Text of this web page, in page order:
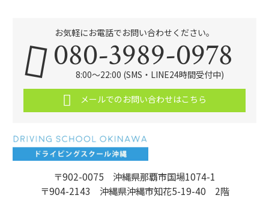
〒902-0075 沖縄県那覇市国場1074-1
〒904-2143 沖縄県沖縄市知花5-19-40 2階
お気軽にお電話でお問い合わせください。
080-3989-0978
8:00～22:00 (SMS・LINE24時間受付中)
メールでのお問い合わせはこちら